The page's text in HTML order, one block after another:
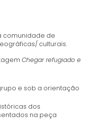
comunidade de
culturais.
Chegar refugiado e
e sob a orientação
dos
na peça